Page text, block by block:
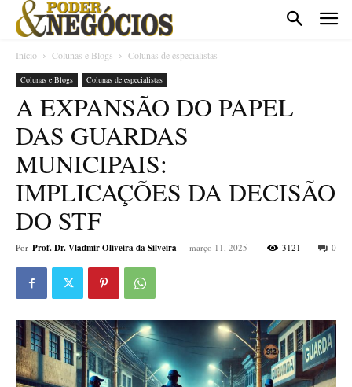
Início Colunas e Blogs Colunas de especialistas
Colunas e Blogs Colunas de especialistas
A EXPANSÃO DO PAPEL
DAS GUARDAS
MUNICIPAIS:
IMPLICAÇÕES DA DECISÃO
DO STF
Por Prof. Dr. Vladmir Oliveira da Silveira - março 11, 2025 0
3121